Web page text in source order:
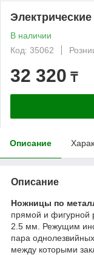
В наличии
Код: 35062
32 320 ₸
Описание
Описание
Ножницы по
прямой и фигурной
2.5 мм. Режущим
пара
между которыми